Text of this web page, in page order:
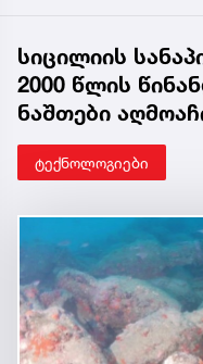
სიცილიის
2000 წლის
ნაშთები
ტექნოლოგიები